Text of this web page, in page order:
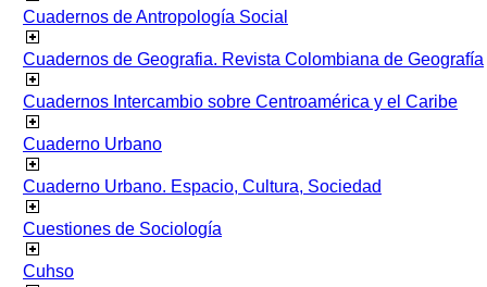
Cuadernos de Antropología Social
Cuadernos de Geografia. Revista Colombiana de Geografía
Cuadernos Intercambio sobre Centroamérica y el Caribe
Cuaderno Urbano
Cuaderno Urbano. Espacio, Cultura, Sociedad
Cuestiones de Sociología
Cuhso